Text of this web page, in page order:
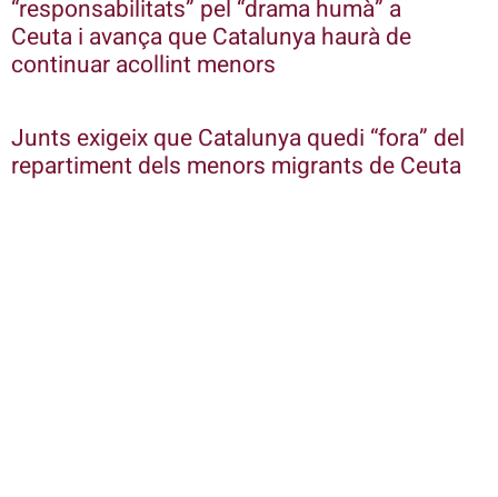
“responsabilitats” pel “drama humà” a
Ceuta i avança que Catalunya haurà de
continuar acollint menors
Junts exigeix que Catalunya quedi “fora” del
repartiment dels menors migrants de Ceuta